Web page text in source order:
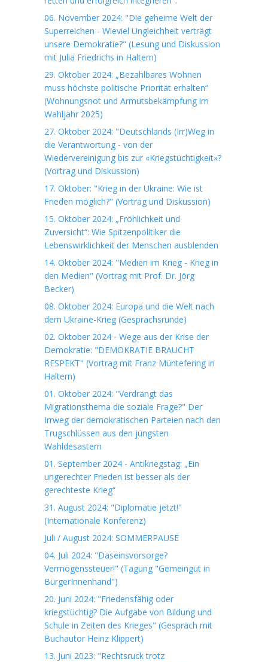
06. November 2024: "Die geheime Welt der
Superreichen - Wieviel Ungleichheit verträgt
unsere Demokratie?" (Lesung und Diskussion
mit Julia Friedrichs in Haltern)
29. Oktober 2024: „Bezahlbares Wohnen
muss höchste politische Priorität erhalten“
(Wohnungsnot und Armutsbekämpfung im
Wahljahr 2025)
27. Oktober 2024: "Deutschlands (Irr)Weg in
die Verantwortung - von der
Wiedervereinigung bis zur «Kriegstüchtigkeit»?
(Vortrag und Diskussion)
17. Oktober: "Krieg in der Ukraine: Wie ist
Frieden möglich?" (Vortrag und Diskussion)
15. Oktober 2024: „Fröhlichkeit und
Zuversicht“: Wie Spitzenpolitiker die
Lebenswirklichkeit der Menschen ausblenden
14. Oktober 2024: "Medien im Krieg - Krieg in
den Medien" (Vortrag mit Prof. Dr. Jörg
Becker)
08. Oktober 2024: Europa und die Welt nach
dem Ukraine-Krieg (Gesprächsrunde)
02. Oktober 2024 - Wege aus der Krise der
Demokratie: "DEMOKRATIE BRAUCHT
RESPEKT" (Vortrag mit Franz Müntefering in
Haltern)
01. Oktober 2024: "Verdrängt das
Migrationsthema die soziale Frage?" Der
Irrweg der demokratischen Parteien nach den
Trugschlüssen aus den jüngsten
Wahldesastern
01. September 2024 - Antikriegstag: „Ein
ungerechter Frieden ist besser als der
gerechteste Krieg“
31. August 2024: "Diplomatie jetzt!"
(Internationale Konferenz)
Juli / August 2024: SOMMERPAUSE
04. Juli 2024: "Daseinsvorsorge?
Vermögenssteuer!" (Tagung "Gemeingut in
BürgerInnenhand")
20. Juni 2024: "Friedensfähig oder
kriegstüchtig? Die Aufgabe von Bildung und
Schule in Zeiten des Krieges" (Gespräch mit
Buchautor Heinz Klippert)
13. Juni 2023: "Rechtsruck trotz